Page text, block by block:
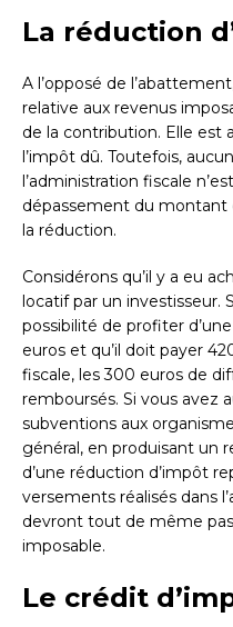
La réduction
A l’opposé de
relative aux revenus
de la contribution. Elle est
l’impôt dû. Toutefois,
l’administration fiscale
dépassement du montant
la réduction.
Considérons qu’il y a eu
locatif par un investisseur.
possibilité de profiter
euros et qu’il doit payer
fiscale, les 300 euros de
remboursés. Si vous avez
subventions aux
général, en produisant un
d’une réduction d’impôt
versements réalisés dans
devront tout de même
imposable.
Le crédit